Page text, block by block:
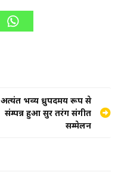
अत्यंत भव्य ध्रुपदमय रूप से
संम्पन्न हुआ सुर तरंग संगीत
सम्मेलन